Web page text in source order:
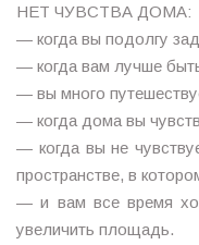
НЕТ ЧУВСТВА ДОМА:
— когда вы подолгу
— когда вам лучше
— вы много
— когда дома вы
— когда вы не
пространстве, в
— и вам все время
увеличить площадь.